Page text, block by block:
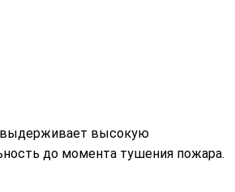
выдерживает высокую
до момента тушения пожара.